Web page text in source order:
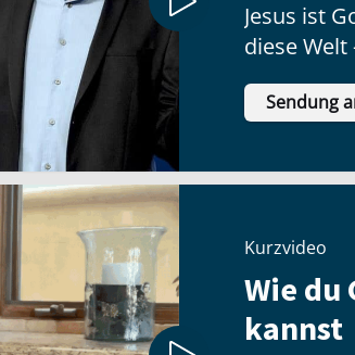
Jesus ist
diese Welt
Geschenk
Sendung
Kurzvideo
Wie du
kannst